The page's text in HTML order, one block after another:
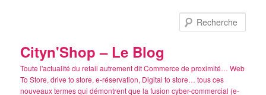
Cityn'Shop – Le Blog
Toute l'actualité du retail autrement dit Commerce de proximité… Web
To Store, drive to store, e-réservation, Digital to store… tous ces
nouveaux termes qui démontrent que la fusion cyber-commercial (e-